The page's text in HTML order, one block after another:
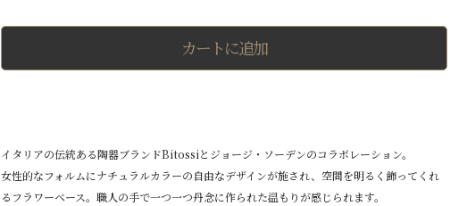
カートに追加
イタリアの伝統ある陶器ブランドBitossiとジョージ・ソーデンのコラボレーション。
女性的なフォルムにナチュラルカラーの自由なデザインが施され、空間を明るく飾ってくれ
るフラワーベース。職人の手で一つ一つ丹念に作られた温もりが感じられます。